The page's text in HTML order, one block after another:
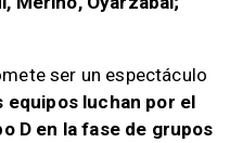
ser un espectáculo
equipos luchan por el
D en la fase de grupos